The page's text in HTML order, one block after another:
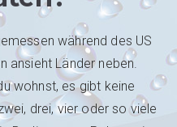
während des US
ansieht Länder neben.
wohnst, es gibt keine
drei, vier oder so viele